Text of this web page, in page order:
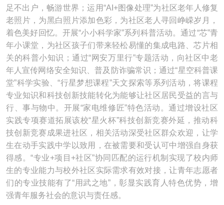
足不出户，畅游世界；运用“AI+图像处理”为社区老年人修复
老照片，为黑白照片添加色彩，为社区老人寻回峥嵘岁月，
着色美好回忆。开展“小小科学家”系列科普活动。通过“芯”青
年小课堂，为社区孩子们带来轻松易懂的集成电路、芯片相
关的科普小知识；通过“网安万里行”专题活动，向社区中老
年人宣传网络安全知识、普及防诈骗常识；通过“星空科普课
堂”科学实验、“行星梦想课程”天文探索等系列活动，将课程
专业知识和科技创新技能转化为能够让社区居民受益的言与
行、事与物中。开展“家电维修匠”特色活动。通过增设社区
实践专项赛道拓展该校“星火杯”科技创新竞赛外延，推动科
技创新竞赛成果进社区，相关活动深受社区群众欢迎，让学
生在动手实践中学以致用，在被需要和受认可中增强自身获
得感。“专业+项目+社区”协同匹配的运行机制实现了校内师
生的专业能力与校外社区实际需求有效对接，让青年志愿者
们的专业技能有了“用武之地”，彰显实践育人特色优势，增
强青年服务社会的意识与责任感。